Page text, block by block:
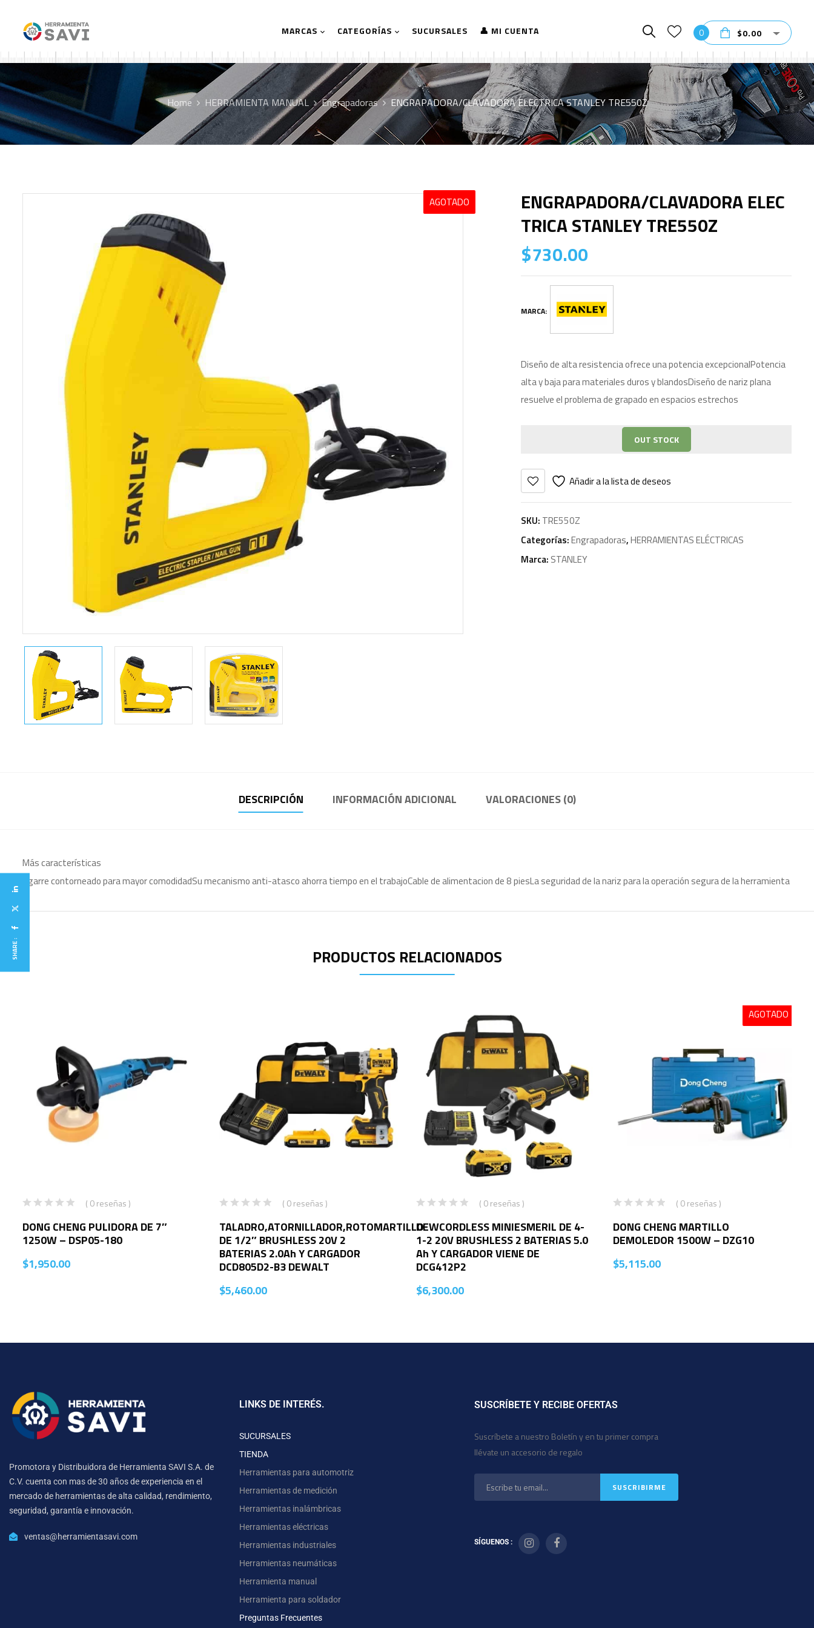
MARCAS CATEGORÍAS SUCURSALES 👤 MI CUENTA 0 $0.00
Home HERRAMIENTA MANUAL Engrapadoras ENGRAPADORA/CLAVADORA ELECTRICA STANLEY TRE550Z
AGOTADO
ENGRAPADORA/CLAVADORA ELEC
TRICA STANLEY TRE550Z
$730.00
MARCA:
Diseño de alta resistencia ofrece una potencia excepcionalPotencia
alta y baja para materiales duros y blandosDiseño de nariz plana
resuelve el problema de grapado en espacios estrechos
OUT STOCK
Añadir a la lista de deseos
SKU: TRE550Z
Categorías:Engrapadoras,HERRAMIENTAS ELÉCTRICAS
Marca: STANLEY
DESCRIPCIÓN INFORMACIÓN ADICIONAL VALORACIONES (0)
Más características
Agarre contorneado para mayor comodidadSu mecanismo anti-atasco ahorra tiempo en el trabajoCable de alimentacion de 8 piesLa seguridad de la nariz para la operación segura de la herramienta
SHARE : PRODUCTOS RELACIONADOS
( 0 reseñas )
DONG CHENG PULIDORA DE 7″
1250W – DSP05-180
$1,950.00
( 0 reseñas )
TALADRO,ATORNILLADOR,ROTOMARTILLO
DE 1/2″ BRUSHLESS 20V 2
BATERIAS 2.0Ah Y CARGADOR
DCD805D2-B3 DEWALT
$5,460.00
( 0 reseñas )
DEWCORDLESS MINIESMERIL DE 4-
1-2 20V BRUSHLESS 2 BATERIAS 5.0
Ah Y CARGADOR VIENE DE
DCG412P2
$6,300.00
AGOTADO
( 0 reseñas )
DONG CHENG MARTILLO
DEMOLEDOR 1500W – DZG10
$5,115.00
Promotora y Distribuidora de Herramienta SAVI S.A. de
C.V. cuenta con mas de 30 años de experiencia en el
mercado de herramientas de alta calidad, rendimiento,
seguridad, garantía e innovación.
ventas@herramientasavi.com
LINKS DE INTERÉS.
SUCURSALES
TIENDA
Herramientas para automotriz
Herramientas de medición
Herramientas inalámbricas
Herramientas eléctricas
Herramientas industriales
Herramientas neumáticas
Herramienta manual
Herramienta para soldador
Preguntas Frecuentes
SUSCRÍBETE Y RECIBE OFERTAS
Suscríbete a nuestro Boletín y en tu primer compra
llévate un accesorio de regalo
SÍGUENOS :